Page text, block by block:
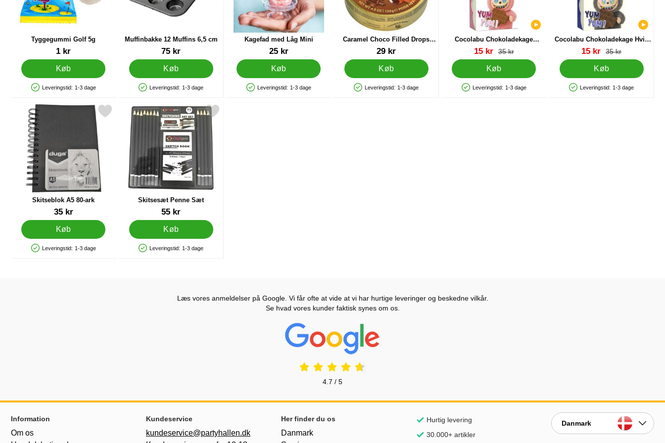
Tyggegummi Golf 5g
1 kr
Køb
Produkttilgængelighed: På lager
Leveringstid: 1-3 dage
Muffinbakke 12 Muffins 6,5 cm
75 kr
Køb
Produkttilgængelighed: På lager
Leveringstid: 1-3 dage
Kagefad med Låg Mini
25 kr
Køb
Produkttilgængelighed: På lager
Leveringstid: 1-3 dage
Caramel Choco Filled Drops
130g
29 kr
Køb
Produkttilgængelighed: På lager
Leveringstid: 1-3 dage
Cocolabu Chokoladekage
Lyserød 70g
Varenr 88983
pris
15 kr pris
35 kr
Køb
Produkttilgængelighed: På lager
Leveringstid: 1-3 dage
Cocolabu Chokoladekage Hvid
Varenr 88988
pris
15 kr pris
35 kr
Køb
Produkttilgængelighed: På lager
Leveringstid: 1-3 dage
Skitseblok A5 80-ark
35 kr
Køb
Produkttilgængelighed: På lager
Leveringstid: 1-3 dage
Markér skitseblok A5 80-ark som favorit
Skitsesæt Penne Sæt
55 kr
Køb
Produkttilgængelighed: På lager
Leveringstid: 1-3 dage
Markér skitsesæt Penne Sæt som favorit
Læs vores anmeldelser på Google. Vi får ofte at vide at vi har hurtige leveringer og beskedne vilkår.
Se hvad vores kunder faktisk synes om os.
Prisjakt Anmeldelser: 4.7 Stjerne
4.7 / 5
Sidefodsinhold Blandet info og links
Information
Om os
Kundeservice
kundeservice@partyhallen.dk
Her finder du os
Danmark
Hurtig levering
30.000+ artikler
Danmark